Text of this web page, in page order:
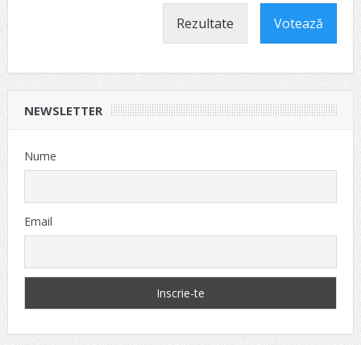
Rezultate Votează
NEWSLETTER
Nume
Email